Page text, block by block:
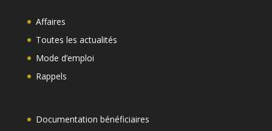
Affaires
Toutes les actualités
Mode d’emploi
Rappels
Documentation bénéficiaires